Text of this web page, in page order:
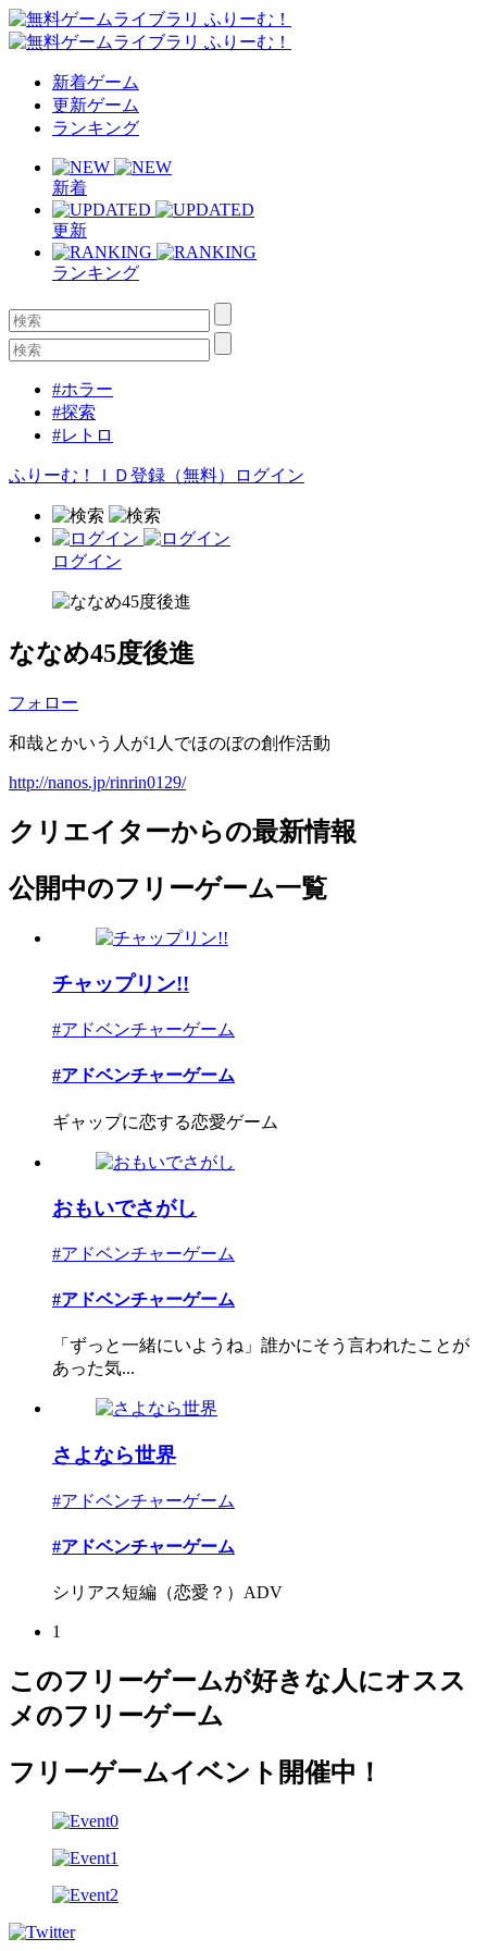
新着ゲーム
更新ゲーム
ランキング
新着
更新
ランキング
#ホラー
#探索
#レトロ
ふりーむ！ＩＤ登録（無料） ログイン
ログイン
ななめ45度後進
フォロー
和哉とかいう人が1人でほのぼの創作活動
http://nanos.jp/rinrin0129/
クリエイターからの最新情報
公開中のフリーゲーム一覧
チャップリン!!
#アドベンチャーゲーム
#アドベンチャーゲーム
ギャップに恋する恋愛ゲーム
おもいでさがし
#アドベンチャーゲーム
#アドベンチャーゲーム
「ずっと一緒にいようね」誰かにそう言われたことが
あった気...
さよなら世界
#アドベンチャーゲーム
#アドベンチャーゲーム
シリアス短編（恋愛？）ADV
1
このフリーゲームが好きな人にオスス
メのフリーゲーム
フリーゲームイベント開催中！